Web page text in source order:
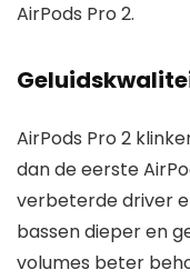
AirPods Pro 2.
AirPods Pro 2
dan de eerste
verbeterde driver
bassen dieper en
volumes beter